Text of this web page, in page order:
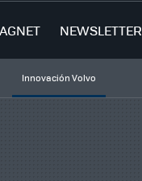
NEWSLETTER
Innovación Volvo